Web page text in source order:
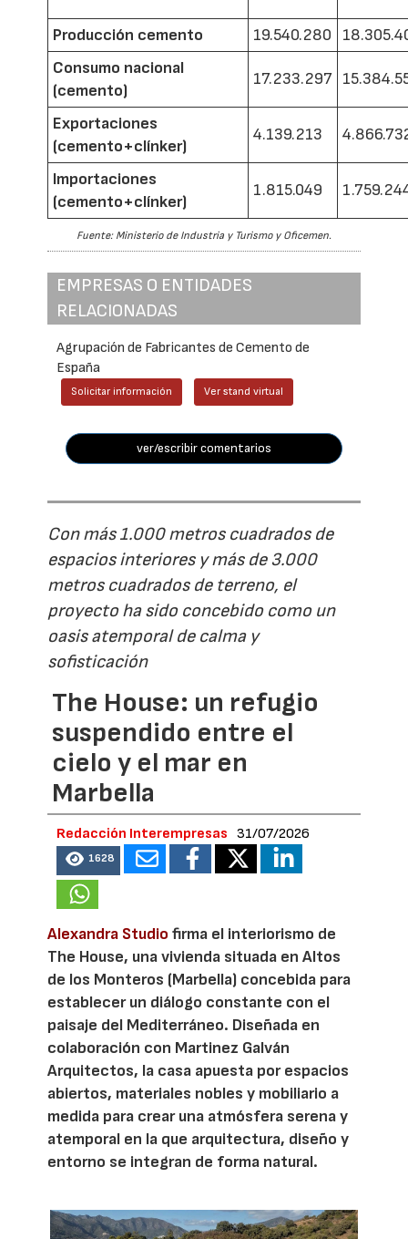
Producción cemento 19.540.280
Consumo nacional
(cemento)
17.233.297
Exportaciones
(cemento+clínker)
4.139.213
Importaciones
(cemento+clínker)
1.815.049
Fuente: Ministerio de Industria y Turismo y Oficemen.
EMPRESAS O ENTIDADES
RELACIONADAS
Agrupación de Fabricantes de Cemento de
España
Solicitar información Ver stand virtual
ver/escribir comentarios
Con más 1.000 metros cuadrados de
espacios interiores y más de 3.000
metros cuadrados de terreno, el
proyecto ha sido concebido como un
oasis atemporal de calma y
sofisticación
The House: un refugio
suspendido entre el
cielo y el mar en
Marbella
Redacción Interempresas 31/07/2026
1628
Alexandra Studio firma el interiorismo de
The House, una vivienda situada en Altos
de los Monteros (Marbella) concebida para
establecer un diálogo constante con el
paisaje del Mediterráneo. Diseñada en
colaboración con Martinez Galván
Arquitectos, la casa apuesta por espacios
abiertos, materiales nobles y mobiliario a
medida para crear una atmósfera serena y
atemporal en la que arquitectura, diseño y
entorno se integran de forma natural.